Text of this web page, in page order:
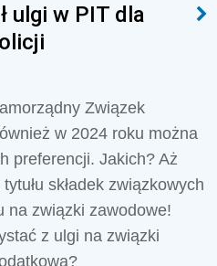
ulgi w PIT dla
Związek
w 2024 roku można
preferencji. Jakich? Aż
składek związkowych
na związki zawodowe!
z ulgi na związki